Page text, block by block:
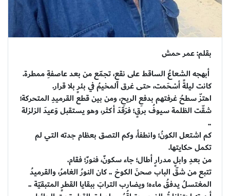
بقلم: عمر حمش
أبهجه الشعاعُ الساقط على نقعٍ، تجمّع من بعد عاصفةِ ممطرة.
كانت ليلةً أسْحَمت، حتى غرق المخيمُ في بئرٍ بلا قرار.
اهتزّ سطحُ غرفتهم بدفعِ الريحِ، ومن بين قطع القرميدِ المتحركة؛
شقّت الظلمة سيوفُ برقٍ؛ فرَقدَ أكثر، وهو يستقبل وَعيدَ الزلزلة
..
كم اشتعل الكونُ؛ وانطفأ، وكم التصق بعظام جدته التي لم
تكمل حكايتها.
من بعدِ وابلٍ مدرارٍ أطال؛ جاء سكونٌ، فنورٌ؛ فقام.
تتبع من شقّ الباب صحنَ الكوخ .. كان النورُ الغامرُ، والقرميدُ
المغتسلُ يدفقُ ماءه؛ ويضارب الترابَ ببقايا القطرٍ المتبقيّة ..